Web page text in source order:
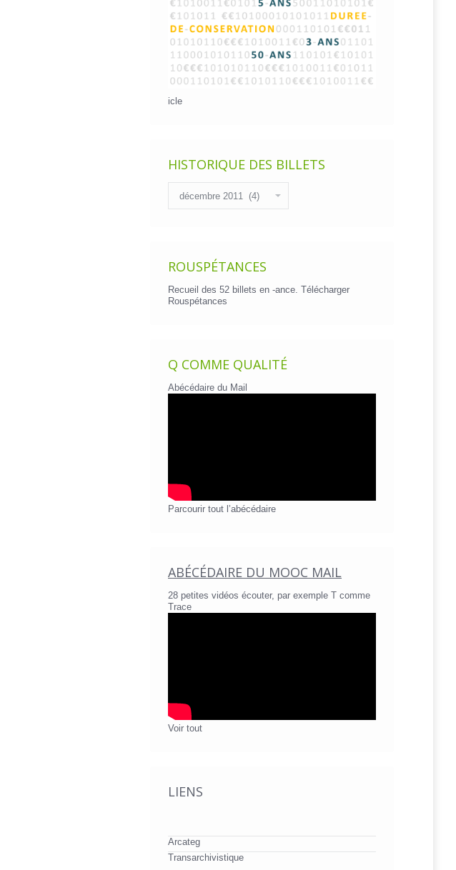
icle
HISTORIQUE DES BILLETS
des
billets
ROUSPÉTANCES
Recueil des 52 billets en -ance. Télécharger
Rouspétances
Q COMME QUALITÉ
Abécédaire du Mail
Parcourir tout l’abécédaire
ABÉCÉDAIRE DU MOOC MAIL
28 petites vidéos écouter, par exemple T comme
Trace
Voir tout
LIENS
Arcateg
Transarchivistique